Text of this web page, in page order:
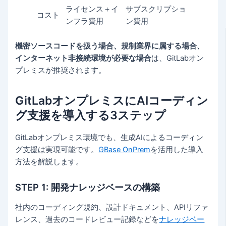
コスト
ライセンス＋イ
ンフラ費用
サブスクリプショ
ン費用
機密ソースコードを扱う場合、規制業界に属する場合、
インターネット非接続環境が必要な場合は、GitLabオン
プレミスが推奨されます。
GitLabオンプレミスにAIコーディン
グ支援を導入する3ステップ
GitLabオンプレミス環境でも、生成AIによるコーディン
グ支援は実現可能です。GBase OnPremを活用した導入
方法を解説します。
STEP 1: 開発ナレッジベースの構築
社内のコーディング規約、設計ドキュメント、APIリファ
レンス、過去のコードレビュー記録などをナレッジベー